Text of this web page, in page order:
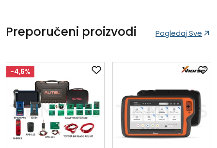
Preporučeni proizvodi Pogledaj Sve
-4,6%